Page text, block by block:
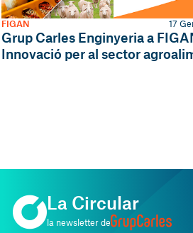
Grup Carles Enginyeria a
Innovació per al sector
FIGAN 17
La Circular
la newsletter de